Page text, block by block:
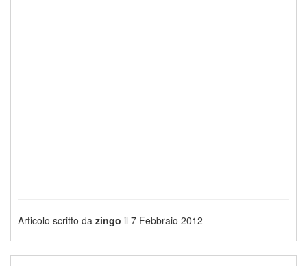
Articolo scritto da zingo il 7 Febbraio 2012